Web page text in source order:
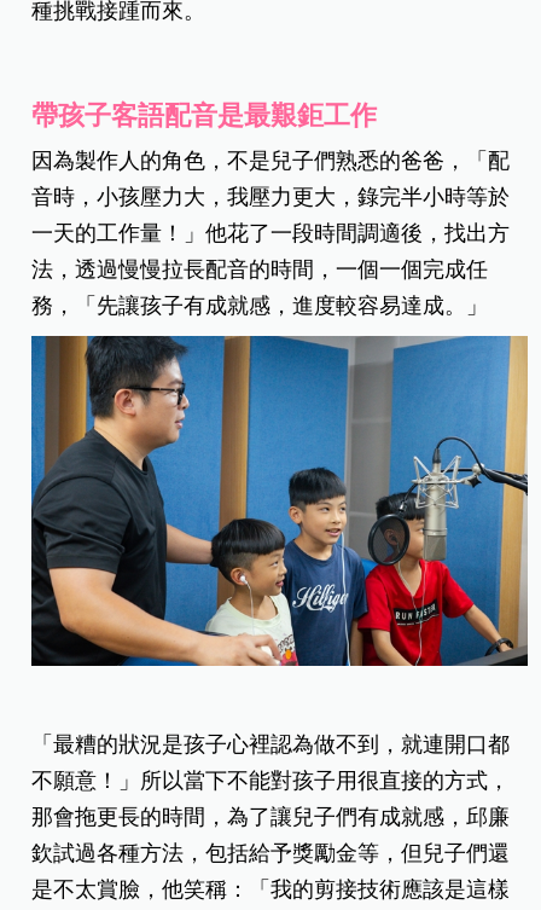
種挑戰接踵而來。
帶孩子客語配音是最艱鉅工作
因為製作人的角色，不是兒子們熟悉的爸爸，「配
音時，小孩壓力大，我壓力更大，錄完半小時等於
一天的工作量！」他花了一段時間調適後，找出方
法，透過慢慢拉長配音的時間，一個一個完成任
務，「先讓孩子有成就感，進度較容易達成。」
「最糟的狀況是孩子心裡認為做不到，就連開口都
不願意！」所以當下不能對孩子用很直接的方式，
那會拖更長的時間，為了讓兒子們有成就感，邱廉
欽試過各種方法，包括給予獎勵金等，但兒子們還
是不太賞臉，他笑稱：「我的剪接技術應該是這樣